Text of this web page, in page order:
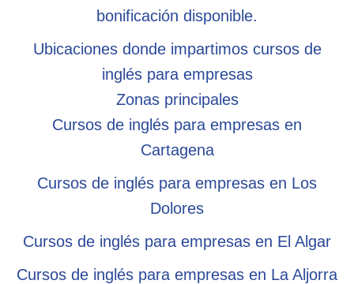
bonificación disponible.
Ubicaciones donde impartimos cursos de
inglés para empresas
Zonas principales
Cursos de inglés para empresas en
Cartagena
Cursos de inglés para empresas en Los
Dolores
Cursos de inglés para empresas en El Algar
Cursos de inglés para empresas en La Aljorra